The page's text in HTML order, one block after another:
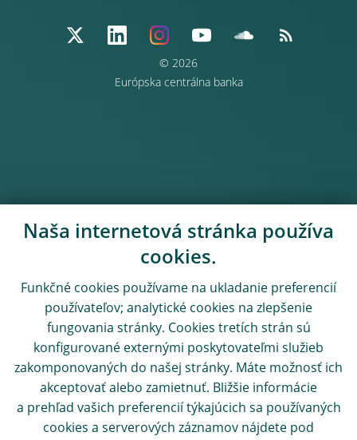
© 2026
Európska centrálna banka
Naša internetová stránka používa
cookies.
Funkčné cookies používame na ukladanie preferencií
používateľov; analytické cookies na zlepšenie
fungovania stránky. Cookies tretích strán sú
konfigurované externými poskytovateľmi služieb
zakomponovaných do našej stránky. Máte možnosť ich
akceptovať alebo zamietnuť. Bližšie informácie
a prehľad vašich preferencií týkajúcich sa používaných
cookies a serverových záznamov nájdete pod